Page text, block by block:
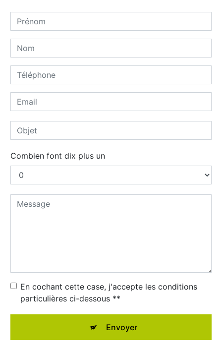
Combien font dix plus un
En cochant cette case, j'accepte les conditions
particulières ci-dessous **
Envoyer